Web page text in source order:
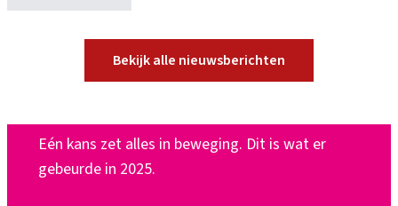
Bekijk alle nieuwsberichten
Eén kans zet alles in beweging. Dit is wat er
gebeurde in 2025.​